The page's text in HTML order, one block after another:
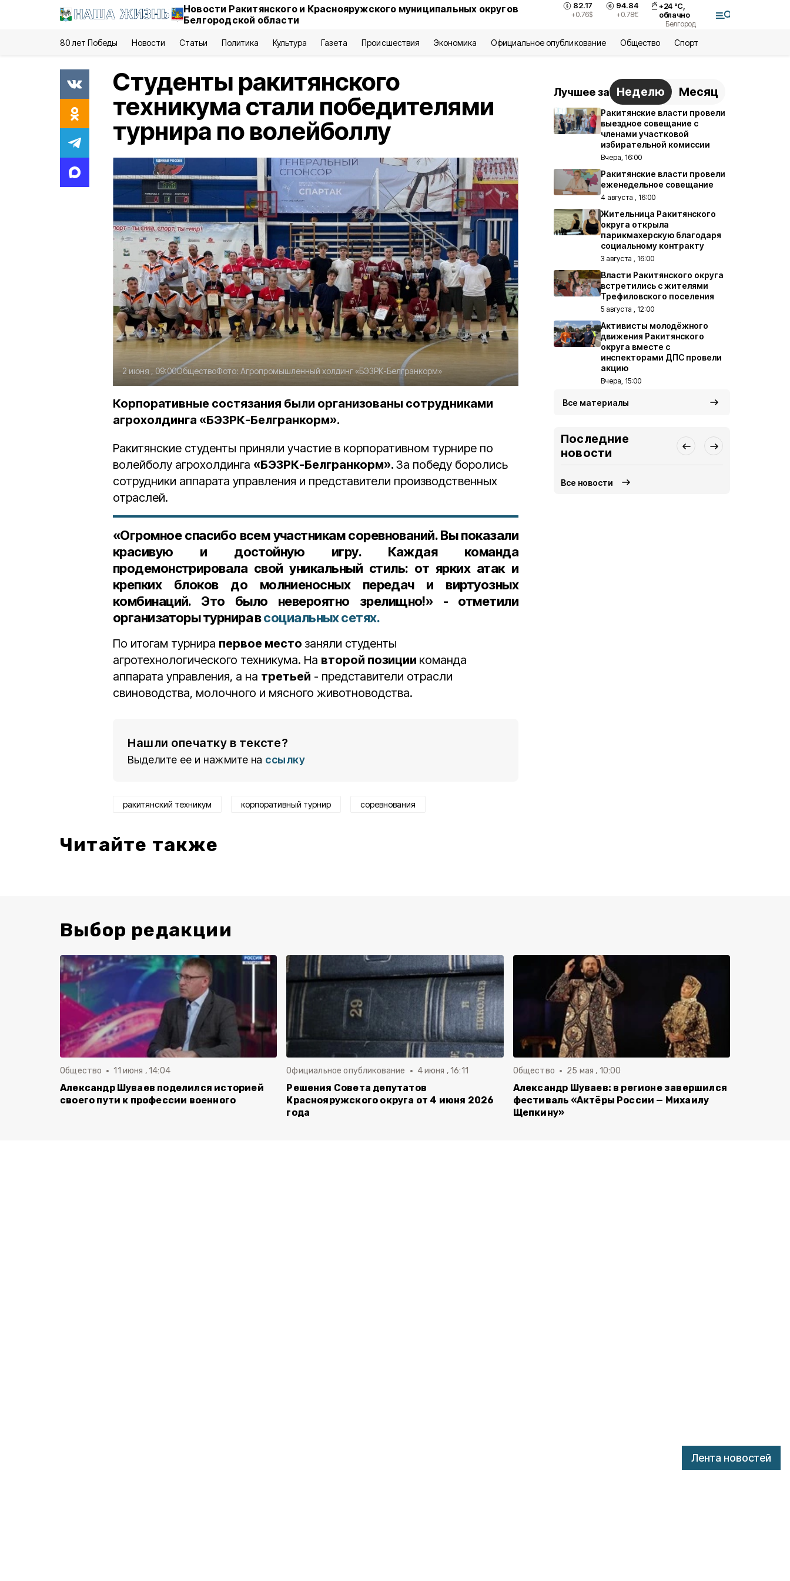
Новости Ракитянского и Краснояружского муниципальных округов
Белгородской области
82.17
+0.76$
94.84
+0.78€
+24 °С,
облачно
Белгород
80 лет Победы Новости Статьи Политика Культура Газета Происшествия Экономика Официальное опубликование Общество Спорт
Лента новостей
Студенты ракитянского
техникума стали победителями
турнира по волейболлу
2 июня , 09:00ОбществоФото: Агропромышленный холдинг «БЭЗРК-Белгранкорм»
Корпоративные состязания были организованы сотрудниками
агрохолдинга «БЭЗРК-Белгранкорм».
Ракитянские студенты приняли участие в корпоративном турнире по
волейболу агрохолдинга «БЭЗРК-Белгранкорм». За победу боролись
сотрудники аппарата управления и представители производственных
отраслей.
«Огромное спасибо всем участникам соревнований. Вы показали
красивую и достойную игру. Каждая команда
продемонстрировала свой уникальный стиль: от ярких атак и
крепких блоков до молниеносных передач и виртуозных
комбинаций. Это было невероятно зрелищно!» - отметили
организаторы турнира всоциальных сетях.
По итогам турнира первое место заняли студенты
агротехнологического техникума. На второй позиции команда
аппарата управления, а на третьей - представители отрасли
свиноводства, молочного и мясного животноводства.
Нашли опечатку в тексте?
Выделите ее и нажмите на ссылку
ракитянский техникум корпоративный турнир соревнования
Читайте также
Лучшее за Неделю Месяц
Ракитянские власти провели
выездное совещание с
членами участковой
избирательной комиссии
Вчера, 16:00
Ракитянские власти провели
еженедельное совещание
4 августа , 16:00
Жительница Ракитянского
округа открыла
парикмахерскую благодаря
социальному контракту
3 августа , 16:00
Власти Ракитянского округа
встретились с жителями
Трефиловского поселения
5 августа , 12:00
Активисты молодёжного
движения Ракитянского
округа вместе с
инспекторами ДПС провели
акцию
Вчера, 15:00
Все материалы
Последние
новости
Все новости
Выбор редакции
Общество 11 июня , 14:04
Александр Шуваев поделился историей
своего пути к профессии военного
Официальное опубликование 4 июня , 16:11
Решения Совета депутатов
Краснояружского округа от 4 июня 2026
года
Общество 25 мая , 10:00
Александр Шуваев: в регионе завершился
фестиваль «Актёры России — Михаилу
Щепкину»